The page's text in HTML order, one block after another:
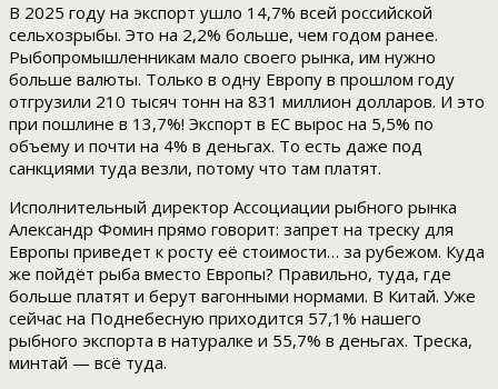
В 2025 году на экспорт ушло 14,7% всей российской
сельхозрыбы. Это на 2,2% больше, чем годом ранее.
Рыбопромышленникам мало своего рынка, им нужно
больше валюты. Только в одну Европу в прошлом году
отгрузили 210 тысяч тонн на 831 миллион долларов. И это
при пошлине в 13,7%! Экспорт в ЕС вырос на 5,5% по
объему и почти на 4% в деньгах. То есть даже под
санкциями туда везли, потому что там платят.
Исполнительный директор Ассоциации рыбного рынка
Александр Фомин прямо говорит: запрет на треску для
Европы приведет к росту её стоимости… за рубежом. Куда
же пойдёт рыба вместо Европы? Правильно, туда, где
больше платят и берут вагонными нормами. В Китай. Уже
сейчас на Поднебесную приходится 57,1% нашего
рыбного экспорта в натуралке и 55,7% в деньгах. Треска,
минтай — всё туда.